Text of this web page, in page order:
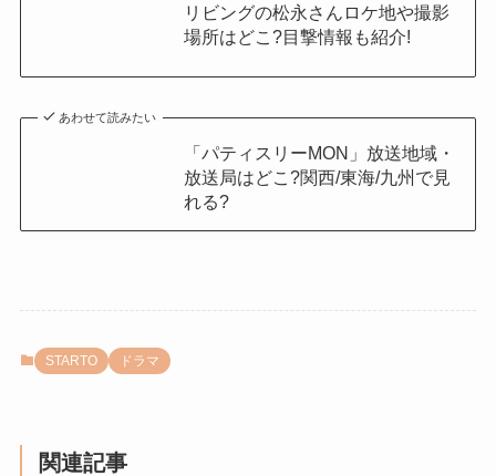
リビングの松永さんロケ地や撮影
場所はどこ?目撃情報も紹介!
あわせて読みたい
「パティスリーMON」放送地域・
放送局はどこ?関西/東海/九州で見
れる?
STARTO ドラマ
関連記事